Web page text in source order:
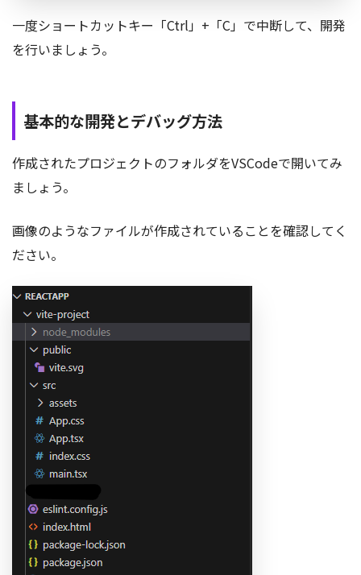
一度ショートカットキー「Ctrl」+「C」で中断して、開発
を行いましょう。
基本的な開発とデバッグ方法
作成されたプロジェクトのフォルダをVSCodeで開いてみ
ましょう。
画像のようなファイルが作成されていることを確認してく
ださい。